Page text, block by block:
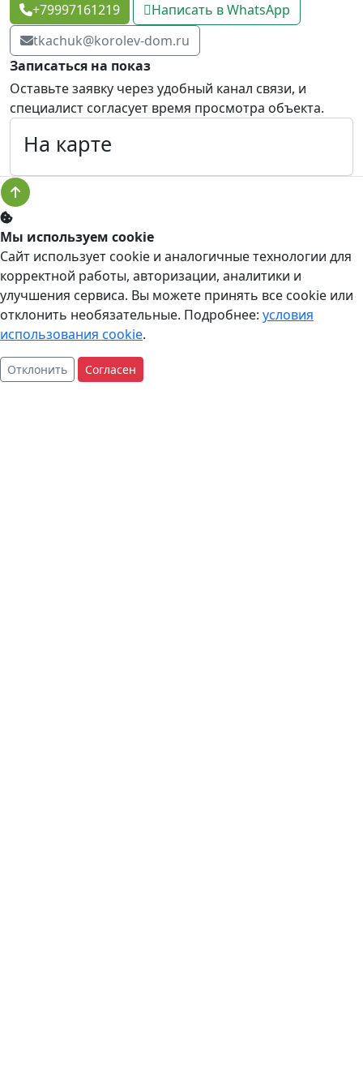
+79997161219
Написать в WhatsApp
tkachuk@korolev-dom.ru
Записаться на показ
Оставьте заявку через удобный канал связи, и
специалист согласует время просмотра объекта.
На карте
Мы используем cookie
Сайт использует cookie и аналогичные технологии для
корректной работы, авторизации, аналитики и
улучшения сервиса. Вы можете принять все cookie или
отклонить необязательные. Подробнее: условия
использования cookie.
Отклонить Согласен